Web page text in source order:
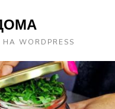
WORDPRESS